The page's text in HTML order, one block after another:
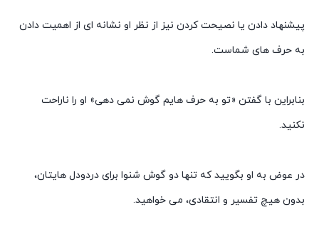
پیشنهاد دادن یا نصیحت کردن نیز از نظر او نشانه ای از اهمیت دادن
به حرف های شماست.
بنابراین با گفتن «تو به حرف هایم گوش نمی دهی» او را ناراحت
نکنید.
در عوض به او بگویید که تنها دو گوش شنوا برای دردودل هایتان،
بدون هیچ تفسیر و انتقادی، می خواهید.